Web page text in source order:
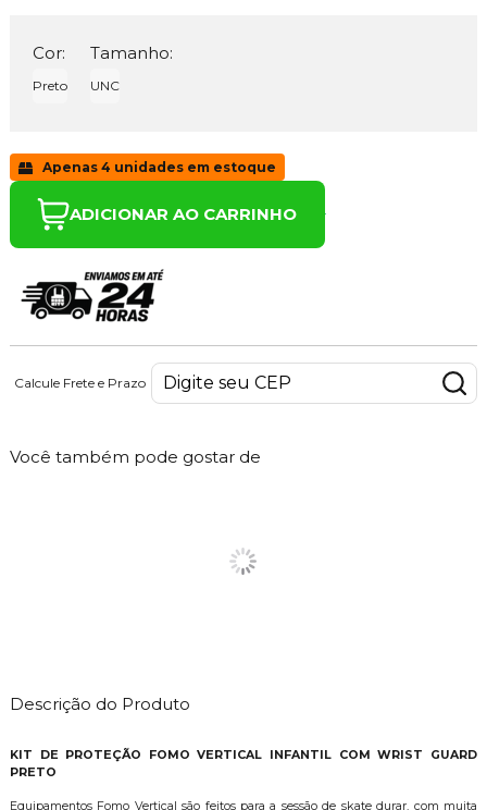
Cor:
Preto
Tamanho:
UNC
Apenas 4 unidades em estoque
ADICIONAR AO CARRINHO
Calcule Frete e Prazo
Você também pode gostar de
Descrição do Produto
KIT DE PROTEÇÃO FOMO VERTICAL INFANTIL COM WRIST GUARD
PRETO
Equipamentos Fomo Vertical são feitos para a sessão de skate durar, com muita